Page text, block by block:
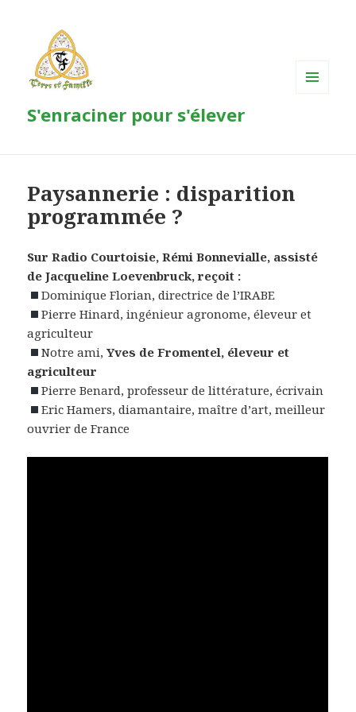
S'enraciner pour s'élever
Paysannerie : disparition
programmée ?
Sur Radio Courtoisie, Rémi Bonnevialle, assisté
de Jacqueline Loevenbruck, reçoit :
Dominique Florian, directrice de l’IRABE
Pierre Hinard, ingénieur agronome, éleveur et
agriculteur
Notre ami, Yves de Fromentel, éleveur et
agriculteur
Pierre Benard, professeur de littérature, écrivain
Eric Hamers, diamantaire, maître d’art, meilleur
ouvrier de France